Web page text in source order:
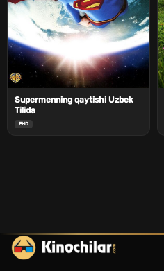
Supermenning qaytishi Uzbek
Tilida
FHD